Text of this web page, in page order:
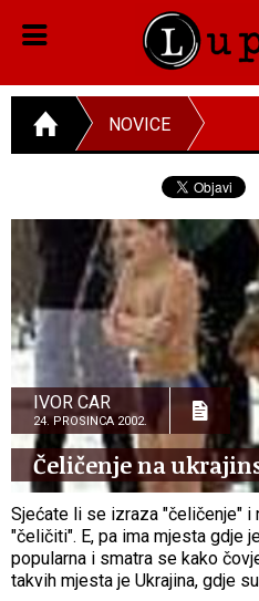
NOVICE
IVOR CAR
24. PROSINCA 2002.
Čeličenje na
Sjećate li se izraza "čeličenje"
"čeličiti". E, pa ima mjesta gdje
popularna i smatra se kako
takvih mjesta je Ukrajina, gdje